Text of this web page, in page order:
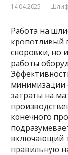
14.04.2025
Работа на
кропотливый
сноровки, но
работы
минимизации
затраты на
конечного
включающий
правильную